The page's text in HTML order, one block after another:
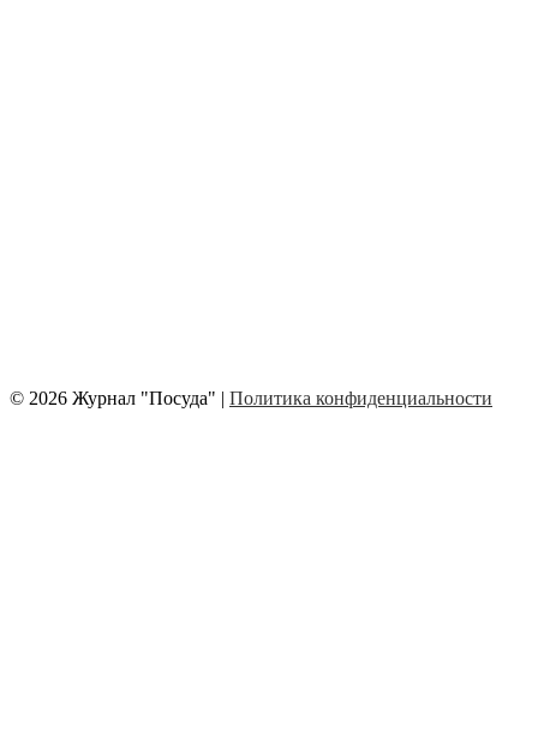
© 2026 Журнал "Посуда" | Политика конфиденциальности